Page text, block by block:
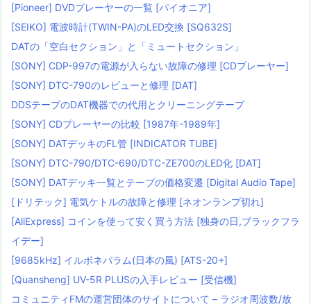
[Pioneer] DVDプレーヤーの一覧 [パイオニア]
[SEIKO] 電波時計(TWIN-PA)のLED交換 [SQ632S]
DATの「空白セクション」と「ミュートセクション」
[SONY] CDP-997の電源が入らない故障の修理 [CDプレーヤー]
[SONY] DTC-790のレビューと修理 [DAT]
DDSテープのDAT機器での代用とクリーニングテープ
[SONY] CDプレーヤーの比較 [1987年-1989年]
[SONY] DATデッキのFL管 [INDICATOR TUBE]
[SONY] DTC-790/DTC-690/DTC-ZE700のLED化 [DAT]
[SONY] DATデッキ一覧とテープの価格変遷 [Digital Audio Tape]
[ドリテック] 電気ケトルの故障と修理 [ネオンランプ切れ]
[AliExpress] コインを使って安く買う方法 [独身の日,ブラックフラ
イデー]
[9685kHz] イルボネパラム(日本の風) [ATS-20+]
[Quansheng] UV-5R PLUSの入手レビュー [受信機]
コミュニティFMの運営団体のサイトについて – ラジオ周波数/放